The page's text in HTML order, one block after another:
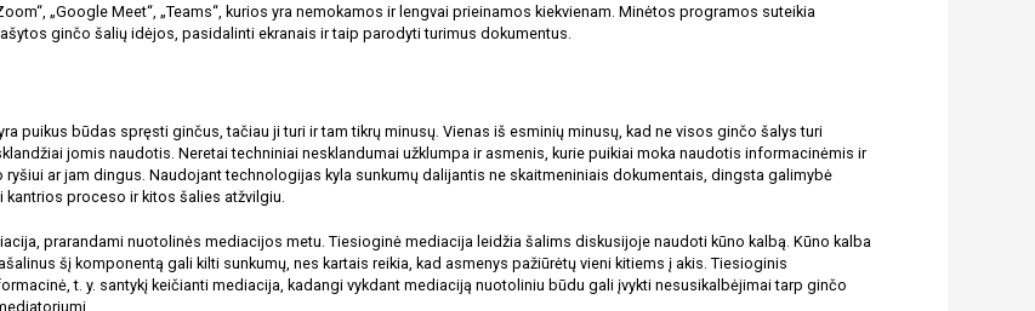
„Google Meet“, „Teams“, kurios yra nemokamos ir lengvai prieinamos kiekvienam. Minėtos programos suteikia
ginčo šalių idėjos, pasidalinti ekranais ir taip parodyti turimus dokumentus.
puikus būdas spręsti ginčus, tačiau ji turi ir tam tikrų minusų. Vienas iš esminių minusų, kad ne visos ginčo šalys turi
jomis naudotis. Neretai techniniai nesklandumai užklumpa ir asmenis, kurie puikiai moka naudotis informacinėmis ir
ar jam dingus. Naudojant technologijas kyla sunkumų dalijantis ne skaitmeniniais dokumentais, dingsta galimybė
proceso ir kitos šalies atžvilgiu.
prarandami nuotolinės mediacijos metu. Tiesioginė mediacija leidžia šalims diskusijoje naudoti kūno kalbą. Kūno kalba
šį komponentą gali kilti sunkumų, nes kartais reikia, kad asmenys pažiūrėtų vieni kitiems į akis. Tiesioginis
t. y. santykį keičianti mediacija, kadangi vykdant mediaciją nuotoliniu būdu gali įvykti nesusikalbėjimai tarp ginčo